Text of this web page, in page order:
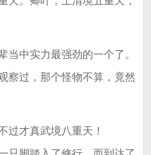
中实力最强劲的一个了。
过，那个怪物不算，竟然
才真武境八重天！